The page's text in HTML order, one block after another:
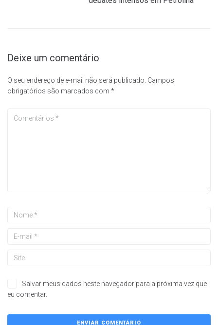
Deixe um comentário
O seu endereço de e-mail não será publicado. Campos
obrigatórios são marcados com *
Salvar meus dados neste navegador para a próxima vez que
eu comentar.